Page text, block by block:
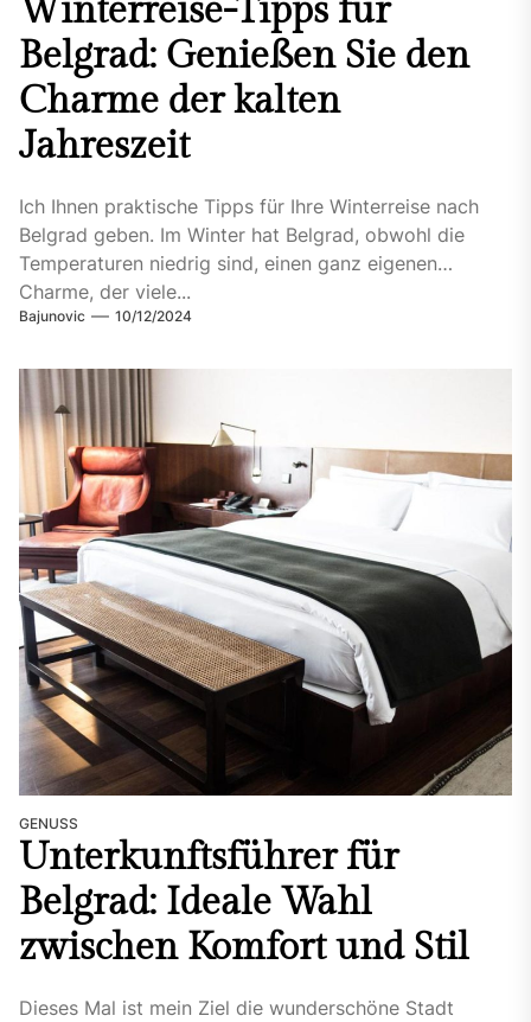
Winterreise-Tipps für
Belgrad: Genießen Sie den
Charme der kalten
Jahreszeit
Ich Ihnen praktische Tipps für Ihre Winterreise nach
Belgrad geben. Im Winter hat Belgrad, obwohl die
Temperaturen niedrig sind, einen ganz eigenen
Charme, der viele...
Bajunovic 10/12/2024
GENUSS
Unterkunftsführer für
Belgrad: Ideale Wahl
zwischen Komfort und Stil
Dieses Mal ist mein Ziel die wunderschöne Stadt